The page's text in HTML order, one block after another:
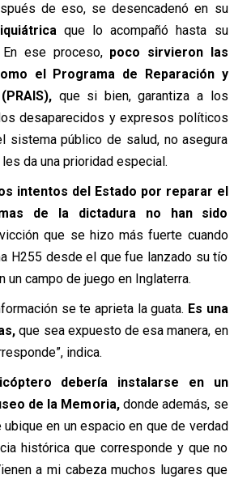
de eso, se desencadenó en su
que lo acompañó hasta su
ese proceso, poco sirvieron las
el Programa de Reparación y
que si bien, garantiza a los
desaparecidos y expresos políticos
sistema público de salud, no asegura
da una prioridad especial.
intentos del Estado por reparar el
de la dictadura no han sido
que se hizo más fuerte cuando
H255 desde el que fue lanzado su tío
un campo de juego en Inglaterra.
se te aprieta la guata. Es una
que sea expuesto de esa manera, en
indica.
debería instalarse en un
de la Memoria,donde además, se
ubique en un espacio en que de verdad
histórica que corresponde y que no
a mi cabeza muchos lugares que